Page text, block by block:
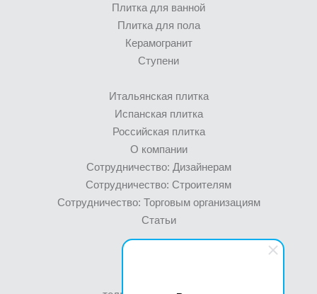
Плитка для ванной
Плитка для пола
Керамогранит
Ступени
Итальянская плитка
Испанская плитка
Российская плитка
О компании
Сотрудничество: Дизайнерам
Сотрудничество: Строителям
Сотрудничество: Торговым организациям
Статьи